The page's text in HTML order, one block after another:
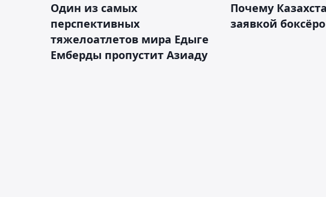
Один из самых
перспективных
тяжелоатлетов мира Едыге
Емберды пропустит Азиаду
Почему
заявкой